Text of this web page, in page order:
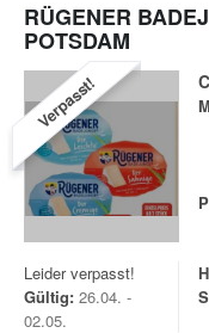
RÜGENER
POTSDAM
Verpasst!
Leider verpasst!
Gültig: 26.04. -
02.05.